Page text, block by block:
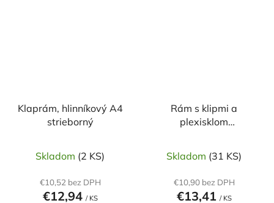
Klaprám, hlinníkový A4
strieborný
Skladom (2 KS)
€10,52 bez DPH
€12,94 / KS
Rám s klipmi a
plexisklom
Skladom (31 KS)
€10,90 bez DPH
€13,41 / KS